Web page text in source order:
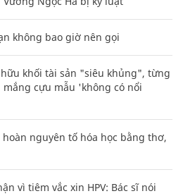
không bao giờ nên gọi
khối tài sản "siêu khủng", từng
cựu mẫu 'không có nổi
nguyên tố hóa học bằng thơ,
vì tiêm vắc xin HPV: Bác sĩ nói